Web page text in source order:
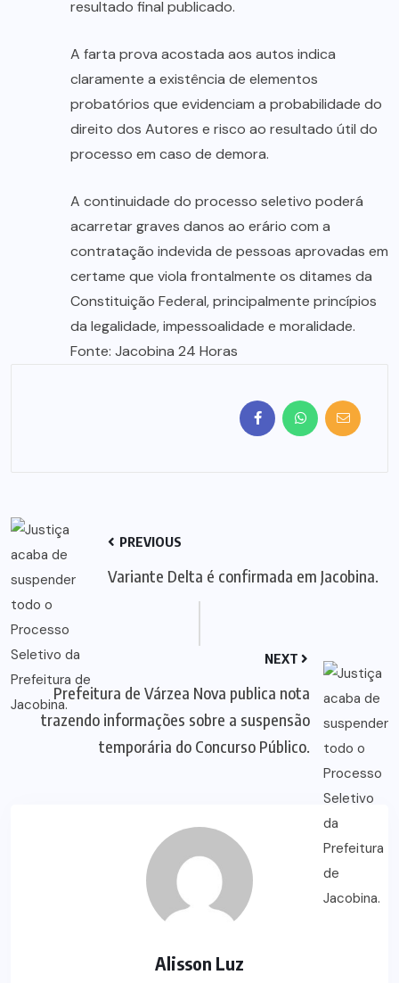
resultado final publicado.
A farta prova acostada aos autos indica
claramente a existência de elementos
probatórios que evidenciam a probabilidade do
direito dos Autores e risco ao resultado útil do
processo em caso de demora.
A continuidade do processo seletivo poderá
acarretar graves danos ao erário com a
contratação indevida de pessoas aprovadas em
certame que viola frontalmente os ditames da
Constituição Federal, principalmente princípios
da legalidade, impessoalidade e moralidade.
Fonte: Jacobina 24 Horas
PREVIOUS
Variante Delta é confirmada em Jacobina.
NEXT
Prefeitura de Várzea Nova publica nota
trazendo informações sobre a suspensão
temporária do Concurso Público.
Alisson Luz